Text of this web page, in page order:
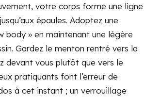
votre corps forme une ligne
épaules. Adoptez une
body » en maintenant une légère
Gardez le menton rentré vers la
devant vous plutôt que vers le
pratiquants font l’erreur de
à cet instant ; un verrouillage